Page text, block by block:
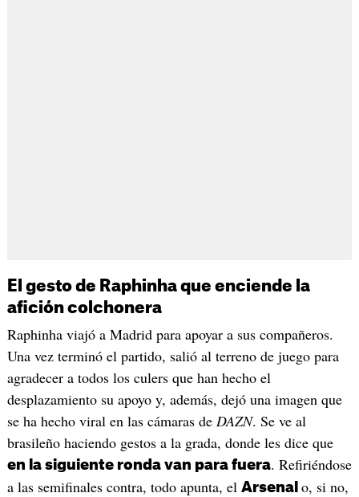
El gesto de Raphinha que enciende la
afición colchonera
Raphinha viajó a Madrid para apoyar a sus compañeros.
Una vez terminó el partido, salió al terreno de juego para
agradecer a todos los culers que han hecho el
desplazamiento su apoyo y, además, dejó una imagen que
se ha hecho viral en las cámaras de DAZN. Se ve al
brasileño haciendo gestos a la grada, donde les dice que
en la siguiente ronda van para fuera. Refiriéndose
a las semifinales contra, todo apunta, el Arsenal o, si no,